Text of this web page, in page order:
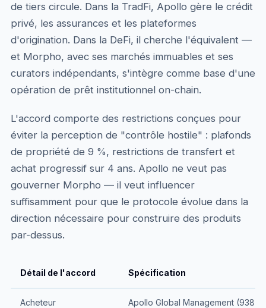
de tiers circule. Dans la TradFi, Apollo gère le crédit
privé, les assurances et les plateformes
d'origination. Dans la DeFi, il cherche l'équivalent —
et Morpho, avec ses marchés immuables et ses
curators indépendants, s'intègre comme base d'une
opération de prêt institutionnel on-chain.
L'accord comporte des restrictions conçues pour
éviter la perception de "contrôle hostile" : plafonds
de propriété de 9 %, restrictions de transfert et
achat progressif sur 4 ans. Apollo ne veut pas
gouverner Morpho — il veut influencer
suffisamment pour que le protocole évolue dans la
direction nécessaire pour construire des produits
par-dessus.
Détail de l'accord Spécification
Acheteur
Apollo Global Management (938